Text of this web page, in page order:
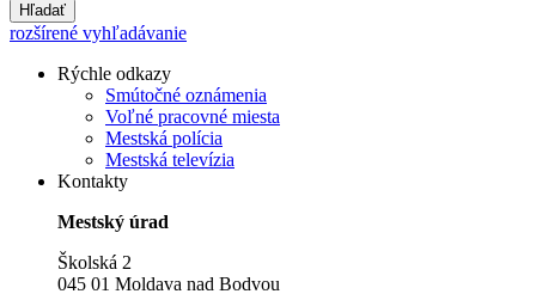
Hľadať
rozšírené vyhľadávanie
Rýchle odkazy
Smútočné oznámenia
Voľné pracovné miesta
Mestská polícia
Mestská televízia
Kontakty
Mestský úrad
Školská 2
045 01 Moldava nad Bodvou